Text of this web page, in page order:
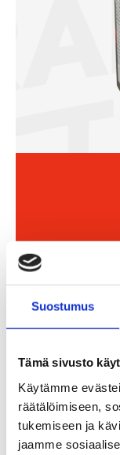
Suostumus
Tämä sivusto
Käytämme
räätälöimiseen,
tukemiseen ja
jaamme